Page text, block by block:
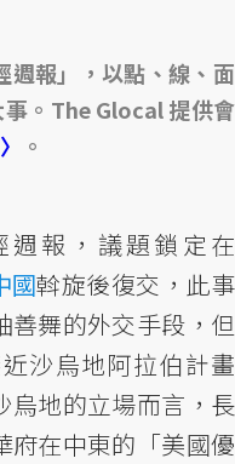
報」，以點、線、面
。The Glocal 提供會
。
週報，議題鎖定在
國斡旋後復交，此事
善舞的外交手段，但
沙烏地阿拉伯計畫
地的立場而言，長
府在中東的「美國優